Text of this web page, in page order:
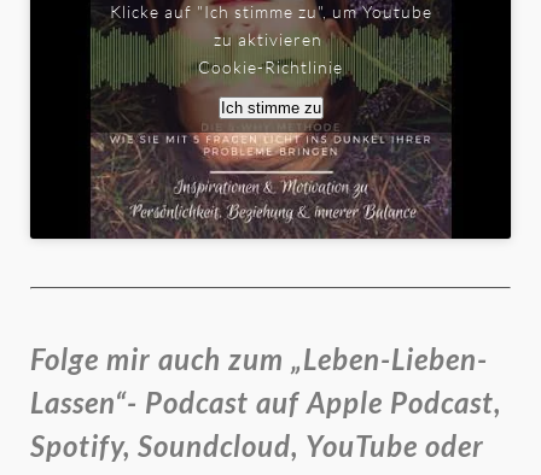
Klicke auf "Ich stimme zu", um Youtube
zu aktivieren
Cookie-Richtlinie
Ich stimme zu
Folge mir auch zum „Leben-Lieben-
Lassen“- Podcast auf Apple Podcast,
Spotify, Soundcloud, YouTube oder